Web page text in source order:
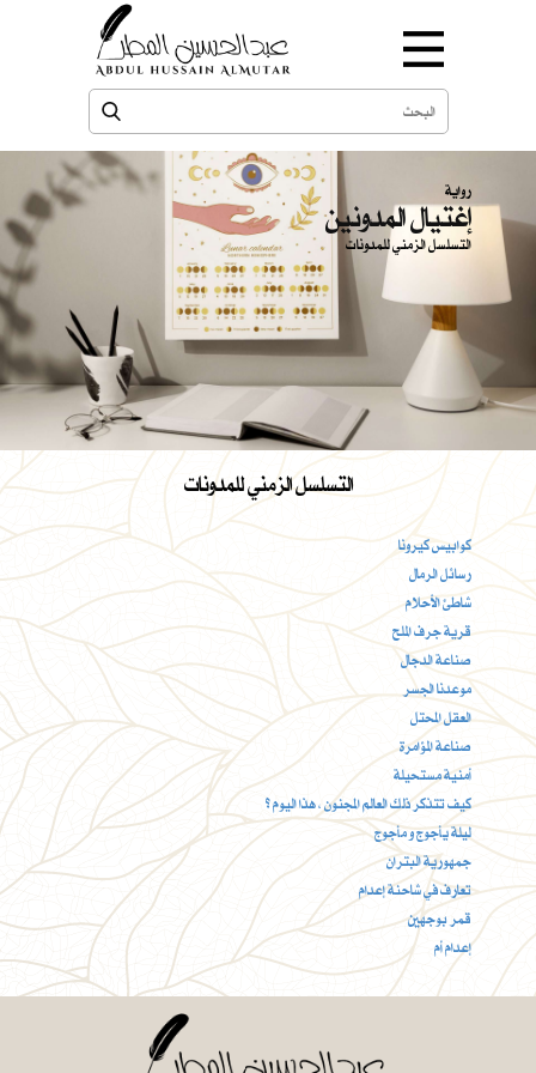
رواية
إغتيال المدونين
التسلسل الزمني للمدونات
التسلسل الزمني للمدونات
كوابيس كيرونا
رسائل الرمال
شاطئ الأحلام
قرية جرف الملح
صناعة الدجال
موعدنا الجسر
العقل المحتل
صناعة المؤامرة
أمنية مستحيلة
كيف تتذكر ذلك العالم المجنون ، هذا اليوم ؟
ليلة يأجوج و مأجوج
جمهورية البتران
تعارف في شاحنة إعدام
قمر بوجهين
إعدام أم